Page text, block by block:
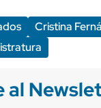
Cristina
al